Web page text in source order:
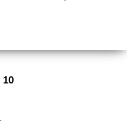
10